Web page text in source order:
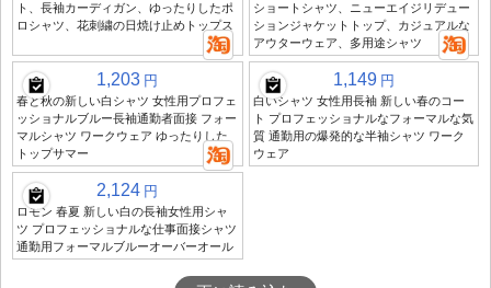
ト、長袖カーディガン、ゆったりしたポ
ロシャツ、花刺繍の日焼け止めトップス
ショートシャツ、ニューエイジリデュー
ションジャケットトップ、カジュアルな
アウターウェア、多用途シャツ
1,203 円
春と秋の新しい白シャツ 女性用プロフェ
ッショナルブルー長袖通勤者面接 フォー
マルシャツ ワークウェア ゆったりした
トップサマー
1,149 円
白いシャツ 女性用長袖 新しい春のコー
ト プロフェッショナルなフォーマルな気
質 通勤用の爆発的な半袖シャツ ワーク
ウェア
2,124 円
ロモン 春夏 新しい白の長袖女性用シャ
ツ プロフェッショナルな仕事面接シャツ
通勤用フォーマルブルーオーバーオール